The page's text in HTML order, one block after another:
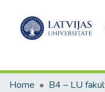
Home